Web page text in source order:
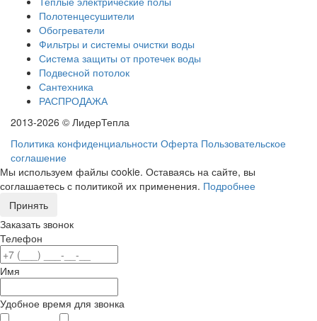
Полотенцесушители
Обогреватели
Фильтры и системы очистки воды
Система защиты от протечек воды
Подвесной потолок
Сантехника
РАСПРОДАЖА
2013-2026 © ЛидерТепла
Политика конфиденциальности Оферта Пользовательское
соглашение
Мы используем файлы cookie. Оставаясь на сайте, вы
соглашаетесь с политикой их применения. Подробнее
Принять
Заказать звонок
Телефон
Имя
Удобное время для звонка